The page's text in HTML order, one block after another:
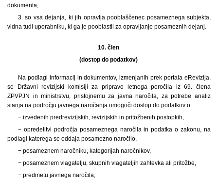
dokumenta,
3. so vsa dejanja, ki jih opravlja pooblaščenec posameznega subjekta,
vidna tudi uporabniku, ki ga je pooblastil za opravljanje posameznih dejanj.
10. člen
(dostop do podatkov)
Na podlagi informacij in dokumentov, izmenjanih prek portala eRevizija,
se Državni revizijski komisiji za pripravo letnega poročila iz 69. člena
ZPVPJN in ministrstvu, pristojnemu za javna naročila, za potrebe analiz
stanja na področju javnega naročanja omogoči dostop do podatkov o:
− izvedenih predrevizijskih, revizijskih in pritožbenih postopkih,
− opredelitvi področja posameznega naročila in podatka o zakonu, na
podlagi katerega se oddaja posamezno naročilo,
− posameznem naročniku, kategorijah naročnikov,
− posameznem vlagatelju, skupnih vlagateljih zahtevka ali pritožbe,
− predmetu javnega naročila,